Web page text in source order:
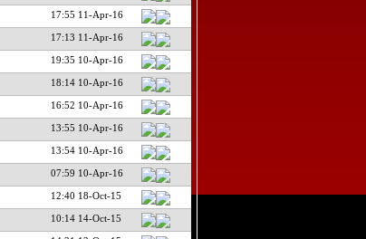
17:55 11-Apr-16
17:13 11-Apr-16
19:35 10-Apr-16
18:14 10-Apr-16
16:52 10-Apr-16
13:55 10-Apr-16
13:54 10-Apr-16
07:59 10-Apr-16
12:40 18-Oct-15
10:14 14-Oct-15